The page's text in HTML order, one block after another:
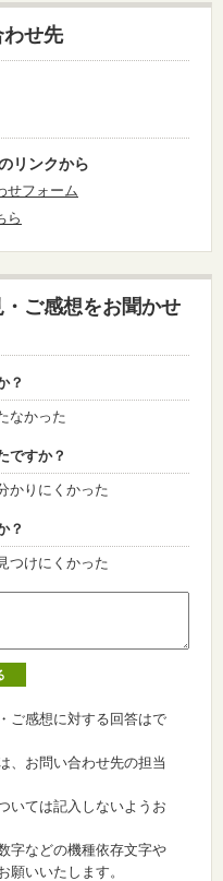
わせ先
リンクから
せフォーム
ら
ご感想をお聞かせ
？
なかった
ですか？
かりにくかった
？
つけにくかった
ご感想に対する回答はで
、お問い合わせ先の担当
いては記入しないようお
字などの機種依存文字や
願いいたします。